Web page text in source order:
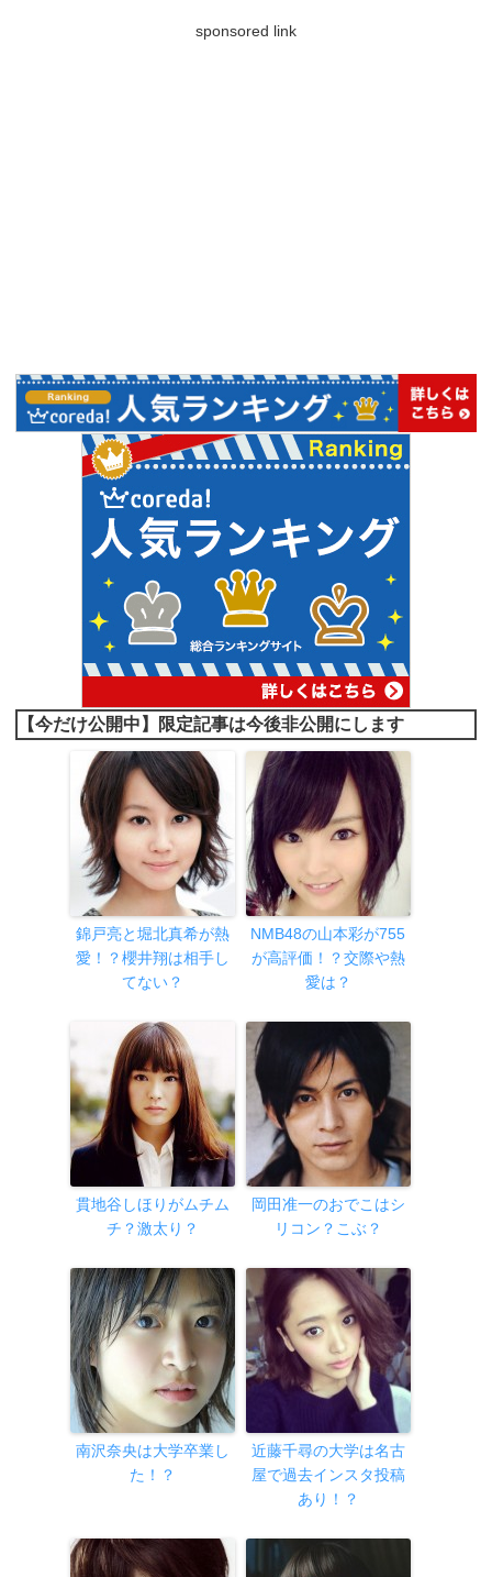
sponsored link
【今だけ公開中】限定記事は今後非公開にします
錦戸亮と堀北真希が熱
愛！？櫻井翔は相手し
てない？
NMB48の山本彩が755
が高評価！？交際や熱
愛は？
貫地谷しほりがムチム
チ？激太り？
岡田准一のおでこはシ
リコン？こぶ？
南沢奈央は大学卒業し
た！？
近藤千尋の大学は名古
屋で過去インスタ投稿
あり！？